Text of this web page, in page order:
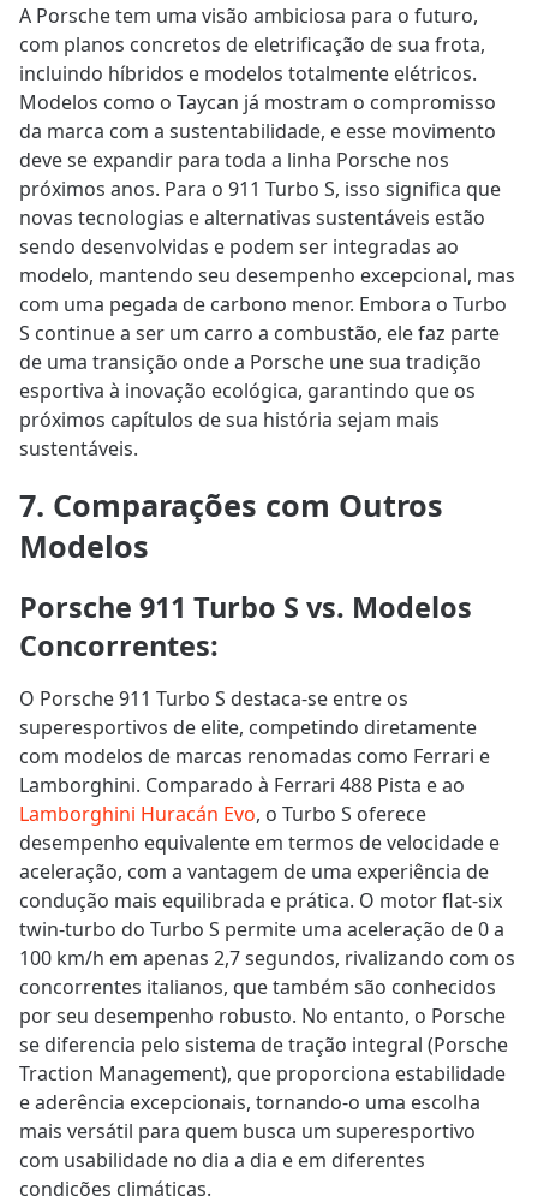
A Porsche tem uma visão ambiciosa para o futuro,
com planos concretos de eletrificação de sua frota,
incluindo híbridos e modelos totalmente elétricos.
Modelos como o Taycan já mostram o compromisso
da marca com a sustentabilidade, e esse movimento
deve se expandir para toda a linha Porsche nos
próximos anos. Para o 911 Turbo S, isso significa que
novas tecnologias e alternativas sustentáveis estão
sendo desenvolvidas e podem ser integradas ao
modelo, mantendo seu desempenho excepcional, mas
com uma pegada de carbono menor. Embora o Turbo
S continue a ser um carro a combustão, ele faz parte
de uma transição onde a Porsche une sua tradição
esportiva à inovação ecológica, garantindo que os
próximos capítulos de sua história sejam mais
sustentáveis.
7. Comparações com Outros
Modelos
Porsche 911 Turbo S vs. Modelos
Concorrentes:
O Porsche 911 Turbo S destaca-se entre os
superesportivos de elite, competindo diretamente
com modelos de marcas renomadas como Ferrari e
Lamborghini. Comparado à Ferrari 488 Pista e ao
Lamborghini Huracán Evo, o Turbo S oferece
desempenho equivalente em termos de velocidade e
aceleração, com a vantagem de uma experiência de
condução mais equilibrada e prática. O motor flat-six
twin-turbo do Turbo S permite uma aceleração de 0 a
100 km/h em apenas 2,7 segundos, rivalizando com os
concorrentes italianos, que também são conhecidos
por seu desempenho robusto. No entanto, o Porsche
se diferencia pelo sistema de tração integral (Porsche
Traction Management), que proporciona estabilidade
e aderência excepcionais, tornando-o uma escolha
mais versátil para quem busca um superesportivo
com usabilidade no dia a dia e em diferentes
condições climáticas.